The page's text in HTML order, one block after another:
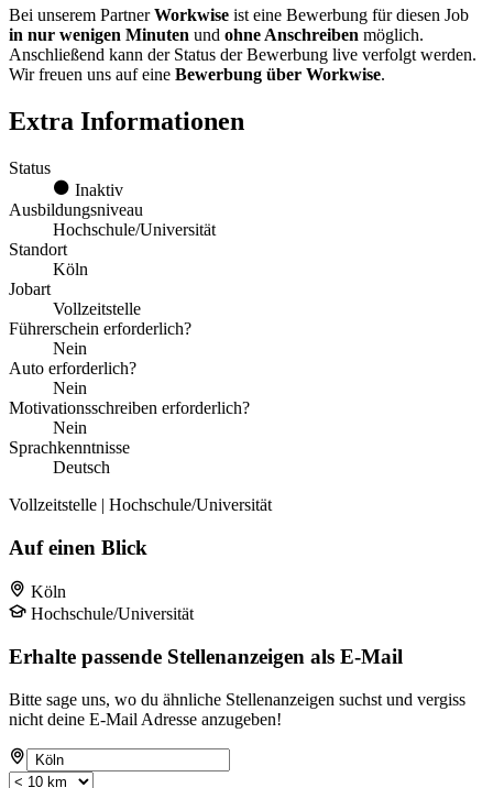
Bei unserem PartnerWorkwise ist eine Bewerbung für diesen Job
in nur wenigen Minuten und ohne Anschreiben möglich.
Anschließend kann der Status der Bewerbung live verfolgt werden.
Wir freuen uns auf eine Bewerbung über Workwise.
Extra Informationen
Status
Inaktiv
Ausbildungsniveau
Hochschule/Universität
Standort
Köln
Jobart
Vollzeitstelle
Führerschein erforderlich?
Nein
Auto erforderlich?
Nein
Motivationsschreiben erforderlich?
Nein
Sprachkenntnisse
Deutsch
Vollzeitstelle | Hochschule/Universität
Auf einen Blick
Köln
Hochschule/Universität
Erhalte passende Stellenanzeigen als E-Mail
Bitte sage uns, wo du ähnliche Stellenanzeigen suchst und vergiss
nicht deine E-Mail Adresse anzugeben!